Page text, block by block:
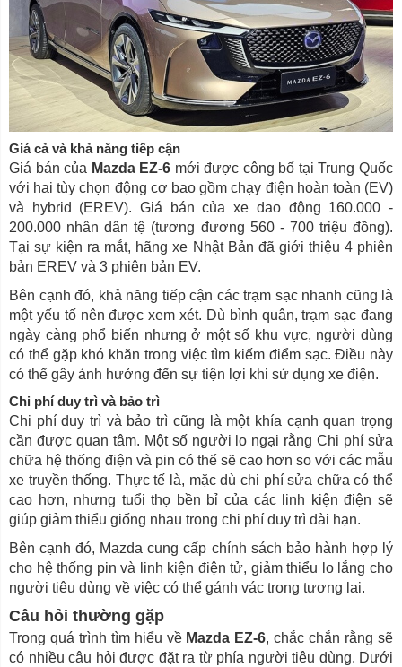
Giá cả và khả năng tiếp cận
Giá bán của Mazda EZ-6 mới được công bố tại Trung Quốc
với hai tùy chọn động cơ bao gồm chạy điện hoàn toàn (EV)
và hybrid (EREV). Giá bán của xe dao động 160.000 -
200.000 nhân dân tệ (tương đương 560 - 700 triệu đồng).
Tại sự kiện ra mắt, hãng xe Nhật Bản đã giới thiệu 4 phiên
bản EREV và 3 phiên bản EV.
Bên cạnh đó, khả năng tiếp cận các trạm sạc nhanh cũng là
một yếu tố nên được xem xét. Dù bình quân, trạm sạc đang
ngày càng phổ biến nhưng ở một số khu vực, người dùng
có thể gặp khó khăn trong việc tìm kiếm điểm sạc. Điều này
có thể gây ảnh hưởng đến sự tiện lợi khi sử dụng xe điện.
Chi phí duy trì và bảo trì
Chi phí duy trì và bảo trì cũng là một khía cạnh quan trọng
cần được quan tâm. Một số người lo ngại rằng Chi phí sửa
chữa hệ thống điện và pin có thể sẽ cao hơn so với các mẫu
xe truyền thống. Thực tế là, mặc dù chi phí sửa chữa có thể
cao hơn, nhưng tuổi thọ bền bỉ của các linh kiện điện sẽ
giúp giảm thiểu giống nhau trong chi phí duy trì dài hạn.
Bên cạnh đó, Mazda cung cấp chính sách bảo hành hợp lý
cho hệ thống pin và linh kiện điện tử, giảm thiểu lo lắng cho
người tiêu dùng về việc có thể gánh vác trong tương lai.
Câu hỏi thường gặp
Trong quá trình tìm hiểu về Mazda EZ-6, chắc chắn rằng sẽ
có nhiều câu hỏi được đặt ra từ phía người tiêu dùng. Dưới